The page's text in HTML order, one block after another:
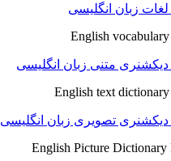
زبان انگلیسی
English
متنی زبان انگلیسی
English text
تصویری زبان انگلیسی
English Picture Dictionary